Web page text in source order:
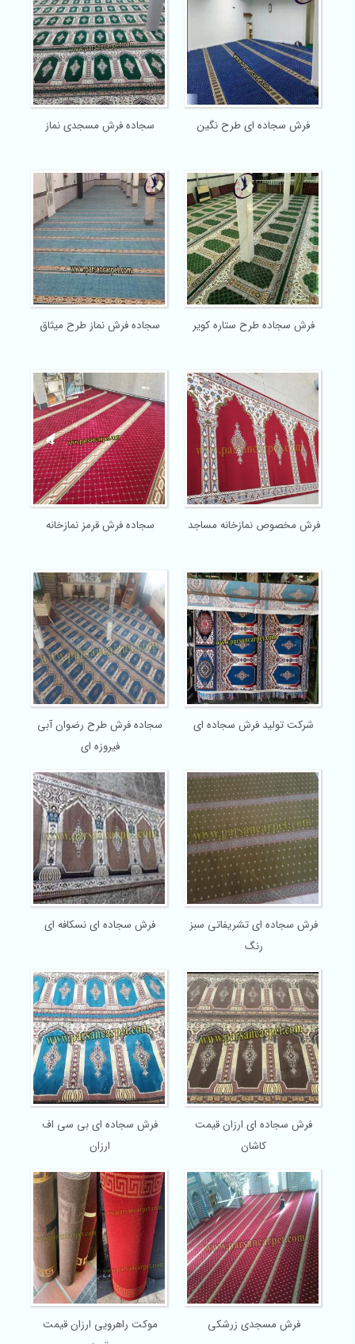
فرش سجاده ای طرح نگین سجاده فرش مسجدی نماز
فرش سجاده طرح ستاره کویر سجاده فرش نماز طرح میثاق
فرش مخصوص نمازخانه مساجد سجاده فرش قرمز نمازخانه
شرکت تولید فرش سجاده ای
سجاده فرش طرح رضوان آبی
فیروزه ای
فرش سجاده ای تشریفاتی سبز
رنگ
فرش سجاده ای نسکافه ای
فرش سجاده ای ارزان قیمت
کاشان
فرش سجاده ای بی سی اف
ارزان
فرش مسجدی زرشکی
موکت راهرویی ارزان قیمت